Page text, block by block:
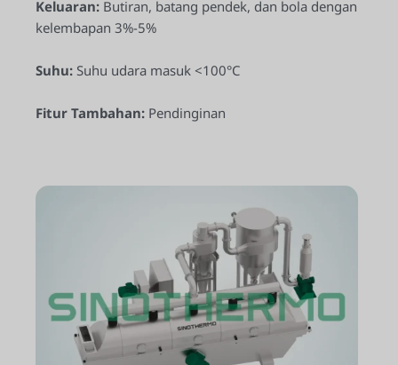
Keluaran: Butiran, batang pendek, dan bola dengan
kelembapan 3%-5%
Suhu: Suhu udara masuk <100°C
Fitur Tambahan: Pendinginan